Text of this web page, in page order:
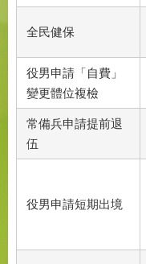
全民健保
役男申請「自費」
變更體位複檢
常備兵申請提前退
伍
役男申請短期出境